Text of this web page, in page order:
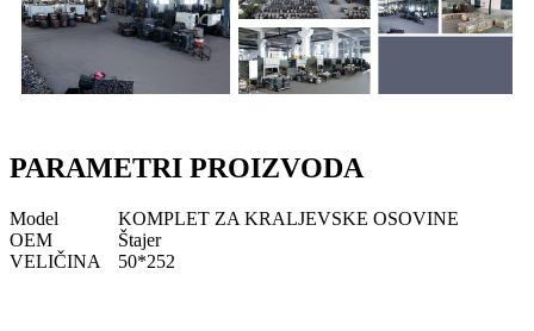
PARAMETRI PROIZVODA
Model
KOMPLET ZA KRALJEVSKE OSOVINE
OEM
Štajer
VELIČINA
50*252